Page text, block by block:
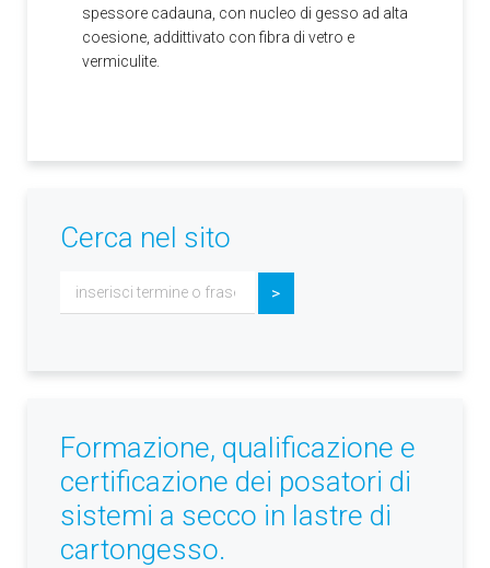
spessore cadauna, con nucleo di gesso ad alta
coesione, addittivato con fibra di vetro e
vermiculite.
Cerca nel sito
Cerca... >
Formazione, qualificazione e
certificazione dei posatori di
sistemi a secco in lastre di
cartongesso.